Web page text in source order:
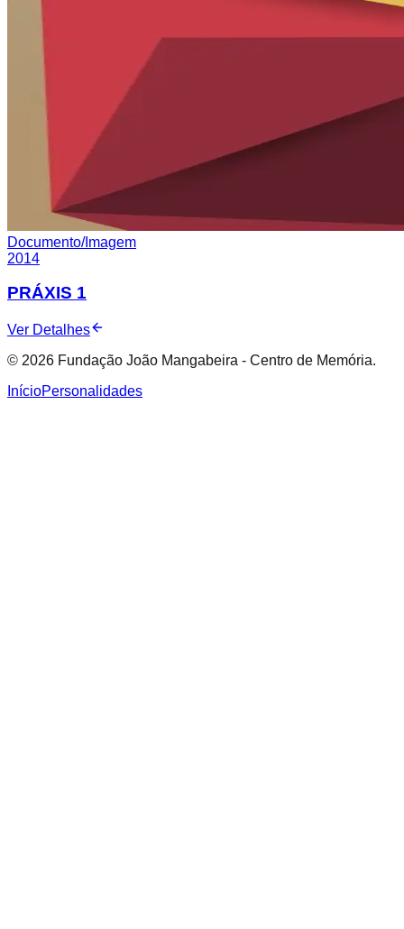
Documento/Imagem
2014
PRÁXIS 1
Ver Detalhes
© 2026 Fundação João Mangabeira - Centro de Memória.
InícioPersonalidades